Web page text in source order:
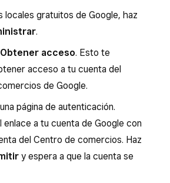
locales gratuitos de Google, haz
.
Obtener acceso. Esto te
acceso a tu cuenta del
de Google.
página de autenticación.
enlace a tu cuenta de Google con
del Centro de comercios. Haz
y espera a que la cuenta se